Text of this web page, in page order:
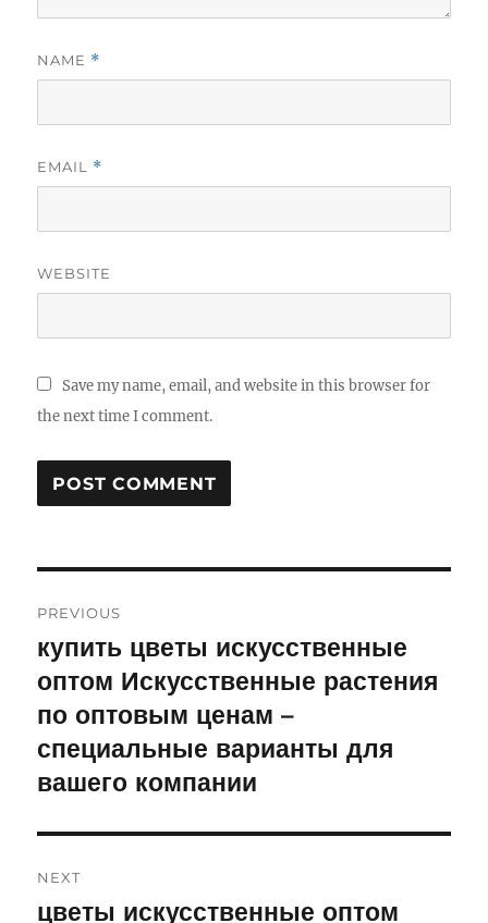
NAME *
EMAIL *
WEBSITE
Save my name, email, and website in this browser for
the next time I comment.
navigation
PREVIOUS
Previous
post:
купить цветы искусственные
оптом Искусственные растения
по оптовым ценам –
специальные варианты для
вашего компании
NEXT
Next
цветы искусственные оптом